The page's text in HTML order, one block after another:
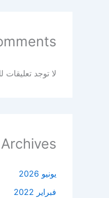
لا توجد
Archives
يونيو 2026
فبراير 2022